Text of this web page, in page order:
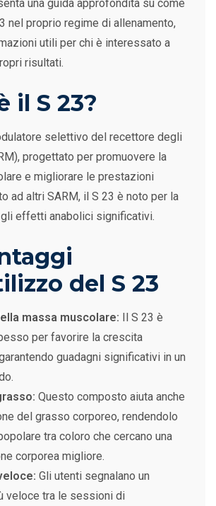
una guida approfondita su come
nel proprio regime di allenamento,
utili per chi è interessato a
risultati.
il S 23?
selettivo del recettore degli
progettato per promuovere la
e migliorare le prestazioni
ad altri SARM, il S 23 è noto per la
effetti anabolici significativi.
del S 23
massa muscolare: Il S 23 è
per favorire la crescita
guadagni significativi in un
Questo composto aiuta anche
del grasso corporeo, rendendolo
tra coloro che cercano una
corporea migliore.
Gli utenti segnalano un
veloce tra le sessioni di